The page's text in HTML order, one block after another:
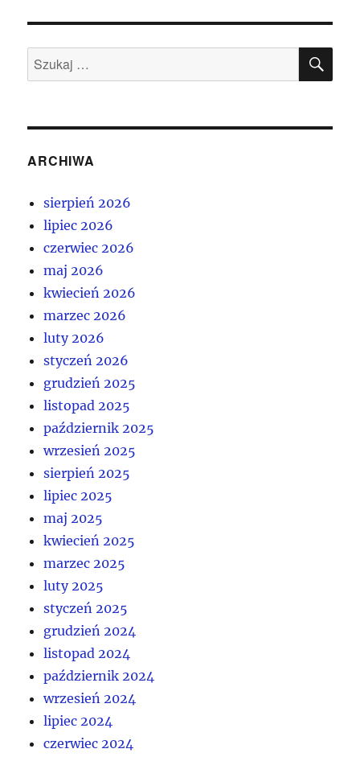
Szukaj:
ARCHIWA
sierpień 2026
lipiec 2026
czerwiec 2026
maj 2026
kwiecień 2026
marzec 2026
luty 2026
styczeń 2026
grudzień 2025
listopad 2025
październik 2025
wrzesień 2025
sierpień 2025
lipiec 2025
maj 2025
kwiecień 2025
marzec 2025
luty 2025
styczeń 2025
grudzień 2024
listopad 2024
październik 2024
wrzesień 2024
lipiec 2024
czerwiec 2024